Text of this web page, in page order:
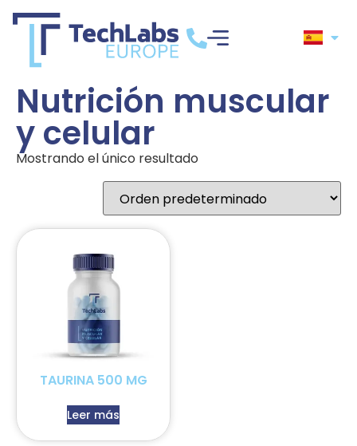
Nutrición muscular
y celular
Mostrando el único resultado
TAURINA 500 MG
Leer más